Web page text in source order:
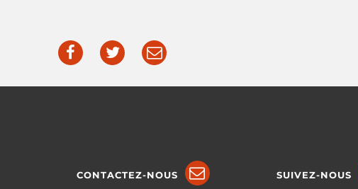
CONTACTEZ-NOUS SUIVEZ-NOUS